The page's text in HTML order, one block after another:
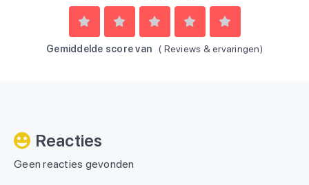
Gemiddelde score van ( Reviews & ervaringen)
Reacties
Geen reacties gevonden